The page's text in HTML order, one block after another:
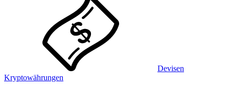
Devisen
Kryptowährungen